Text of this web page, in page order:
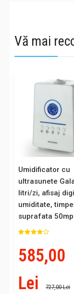
Vă mai
-20%
Umidificator cu
ultrasunete
litri/zi, afisaj
umiditate,
suprafata 50mp
585,00
Lei
727,00 Lei